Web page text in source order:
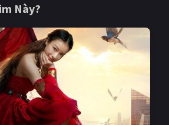
Này?